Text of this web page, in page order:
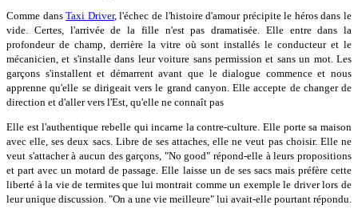
Comme dansTaxi Driver, l'échec de l'histoire d'amour précipite le héros dans le
vide. Certes, l'arrivée de la fille n'est pas dramatisée. Elle entre dans la
profondeur de champ, derrière la vitre où sont installés le conducteur et le
mécanicien, et s'installe dans leur voiture sans permission et sans un mot. Les
garçons s'installent et démarrent avant que le dialogue commence et nous
apprenne qu'elle se dirigeait vers le grand canyon. Elle accepte de changer de
direction et d'aller vers l'Est, qu'elle ne connaît pas
Elle est l'authentique rebelle qui incarne la contre-culture. Elle porte sa maison
avec elle, ses deux sacs. Libre de ses attaches, elle ne veut pas choisir. Elle ne
veut s'attacher à aucun des garçons, "No good" répond-elle à leurs propositions
et part avec un motard de passage. Elle laisse un de ses sacs mais préfère cette
liberté à la vie de termites que lui montrait comme un exemple le driver lors de
leur unique discussion. "On a une vie meilleure" lui avait-elle pourtant répondu.